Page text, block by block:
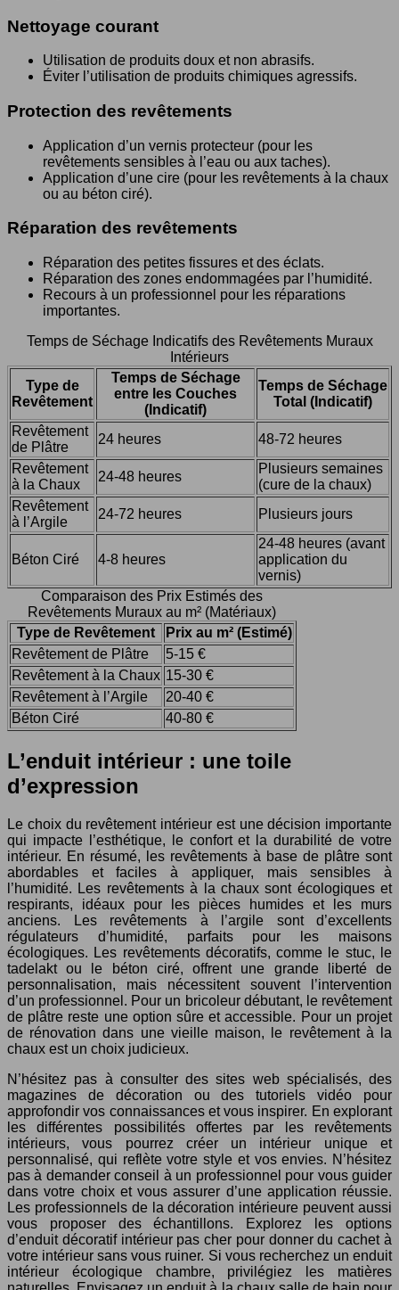
Nettoyage courant
Utilisation de produits doux et non abrasifs.
Éviter l’utilisation de produits chimiques agressifs.
Protection des revêtements
Application d’un vernis protecteur (pour les
revêtements sensibles à l’eau ou aux taches).
Application d’une cire (pour les revêtements à la chaux
ou au béton ciré).
Réparation des revêtements
Réparation des petites fissures et des éclats.
Réparation des zones endommagées par l’humidité.
Recours à un professionnel pour les réparations
importantes.
Temps de Séchage Indicatifs des Revêtements Muraux
Intérieurs
Type de
Revêtement
Temps de Séchage
entre les Couches
(Indicatif)
Temps de Séchage
Total (Indicatif)
Revêtement
de Plâtre
24 heures
48-72 heures
Revêtement
à la Chaux
24-48 heures
Plusieurs semaines
(cure de la chaux)
Revêtement
à l’Argile
24-72 heures Plusieurs jours
Béton Ciré 4-8 heures
24-48 heures (avant
application du
vernis)
Comparaison des Prix Estimés des
Revêtements Muraux au m² (Matériaux)
Type de Revêtement
Prix au m² (Estimé)
Revêtement de Plâtre
5-15 €
Revêtement à la Chaux 15-30 €
Revêtement à l’Argile
20-40 €
Béton Ciré
40-80 €
L’enduit intérieur : une toile
d’expression
Le choix du revêtement intérieur est une décision importante
qui impacte l’esthétique, le confort et la durabilité de votre
intérieur. En résumé, les revêtements à base de plâtre sont
abordables et faciles à appliquer, mais sensibles à
l’humidité. Les revêtements à la chaux sont écologiques et
respirants, idéaux pour les pièces humides et les murs
anciens. Les revêtements à l’argile sont d’excellents
régulateurs d’humidité, parfaits pour les maisons
écologiques. Les revêtements décoratifs, comme le stuc, le
tadelakt ou le béton ciré, offrent une grande liberté de
personnalisation, mais nécessitent souvent l’intervention
d’un professionnel. Pour un bricoleur débutant, le revêtement
de plâtre reste une option sûre et accessible. Pour un projet
de rénovation dans une vieille maison, le revêtement à la
chaux est un choix judicieux.
N’hésitez pas à consulter des sites web spécialisés, des
magazines de décoration ou des tutoriels vidéo pour
approfondir vos connaissances et vous inspirer. En explorant
les différentes possibilités offertes par les revêtements
intérieurs, vous pourrez créer un intérieur unique et
personnalisé, qui reflète votre style et vos envies. N’hésitez
pas à demander conseil à un professionnel pour vous guider
dans votre choix et vous assurer d’une application réussie.
Les professionnels de la décoration intérieure peuvent aussi
vous proposer des échantillons. Explorez les options
d’enduit décoratif intérieur pas cher pour donner du cachet à
votre intérieur sans vous ruiner. Si vous recherchez un enduit
intérieur écologique chambre, privilégiez les matières